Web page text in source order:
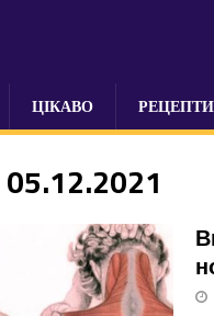
ЦІКАВО РЕЦЕПТИ
05.12.2021